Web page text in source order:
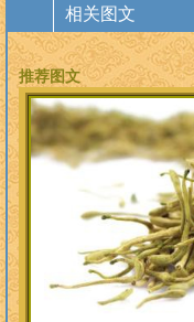
相关图文
推荐图文